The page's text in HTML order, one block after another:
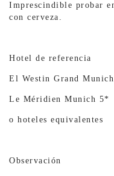
Imprescindible probar
con cerveza.
Hotel de referencia
El Westin Grand
Le Méridien Munich 5*
o hoteles equivalentes
Observación